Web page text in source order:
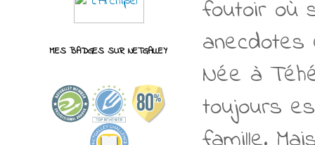
foutoir où
anecdotes
Née à
toujours
MES BADGES SUR NETGALLEY